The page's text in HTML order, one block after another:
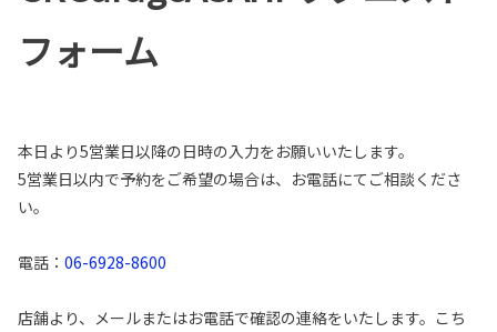
フォーム
本日より5営業日以降の日時の入力をお願いいたします。
5営業日以内で予約をご希望の場合は、お電話にてご相談くださ
い。
電話： 06-6928-8600
店舗より、メールまたはお電話で確認の連絡をいたします。こち